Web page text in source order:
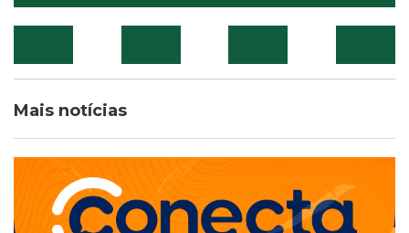
Mais notícias